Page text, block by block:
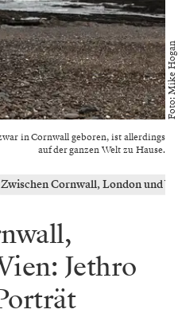
in Cornwall geboren, ist allerdings
auf der ganzen Welt zu Hause.
Foto: Mike Hogan
Zwischen Cornwall, London und
Jethro